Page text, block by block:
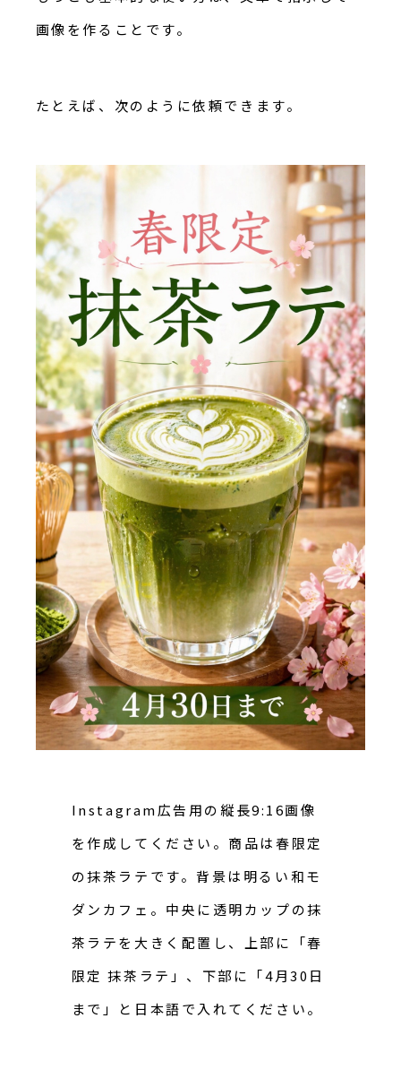
画像を作ることです。
たとえば、次のように依頼できます。
Instagram広告用の縦長9:16画像
を作成してください。商品は春限定
の抹茶ラテです。背景は明るい和モ
ダンカフェ。中央に透明カップの抹
茶ラテを大きく配置し、上部に「春
限定 抹茶ラテ」、下部に「4月30日
まで」と日本語で入れてください。